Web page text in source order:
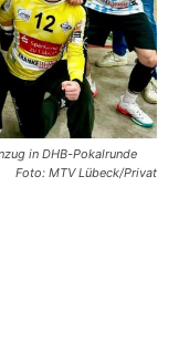
in DHB-Pokalrunde
Foto: MTV Lübeck/Privat